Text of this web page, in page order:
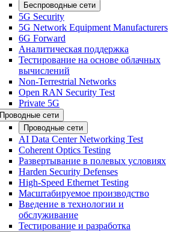
Беспроводные сети
5G Security
5G Network Equipment Manufacturers
6G Forward
Аналитическая поддержка
Тестирование на основе облачных
вычислений
Non-Terrestrial Networks
Open RAN Security Test
Private 5G
Проводные сети
Проводные сети
AI Data Center Networking Test
Coherent Optics Testing
Развертывание в полевых условиях
Harden Security Defenses
High-Speed Ethernet Testing
Масштабируемое производство
Введение в технологии и
обслуживание
Тестирование и разработка